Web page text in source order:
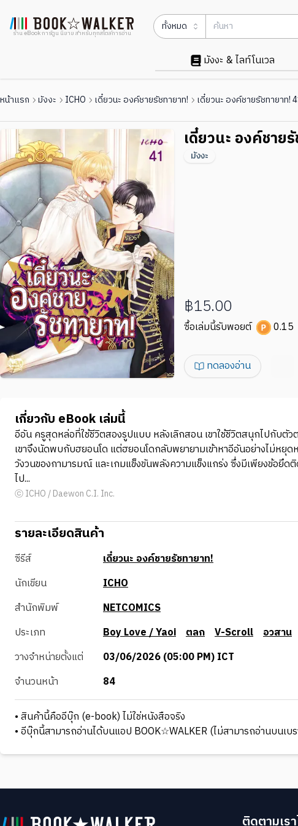
ร้าน eBook การ์ตูน นิยาย สำหรับทุกสไตล์การอ่าน
ทั้งหมด
มังงะ & ไลท์โนเวล
หน้าแรก มังงะ ICHO เดี๋ยวนะ องค์ชายรัชทายาท! เดี๋ยวนะ องค์ชายรัชทายาท!
เดี๋ยวนะ องค์ชาย
มังงะ
฿15.00
ซื้อเล่มนี้รับพอยต์ 0.15
ทดลองอ่าน
เกี่ยวกับ eBook เล่มนี้
อีอัน ครูสุดหล่อที่ใช้ชีวิตสองรูปแบบ หลังเลิกสอน เขาใช้ชีวิตสนุกไปกับตัว
เขาจึงนัดพบกับฮยอนโด แต่ฮยอนโดกลับพยายามเข้าหาอีอันอย่างไม่หยุ
วังวนของกามารมณ์ และเกมแข็งขันพลังความแข็งแกร่ง ซึ่งมีเพียงข้อยึด
ไป...
ⓒ ICHO / Daewon C.I. Inc.
รายละเอียดสินค้า
ซีรีส์
เดี๋ยวนะ องค์ชายรัชทายาท!
นักเขียน
ICHO
สำนักพิมพ์
NETCOMICS
ประเภท
Boy Love / Yaoi ตลก V-Scroll อวสาน
วางจำหน่ายตั้งแต่
03/06/2026 (05:00 PM) ICT
จำนวนหน้า
84
• สินค้านี้คืออีบุ๊ก (e-book) ไม่ใช่หนังสือจริง
• อีบุ๊กนี้สามารถอ่านได้บนแอป BOOK☆WALKER (ไม่สามารถอ่านบนเบร